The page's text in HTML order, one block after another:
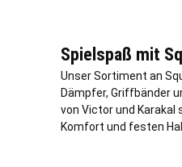
Spielspaß mit
Unser Sortiment an
Dämpfer, Griffbänder
von Victor und
Komfort und festen